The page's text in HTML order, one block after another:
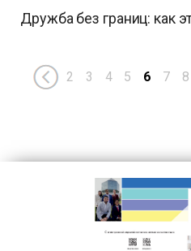
Дружба без границ: как
2 3 4 5 6 7 8